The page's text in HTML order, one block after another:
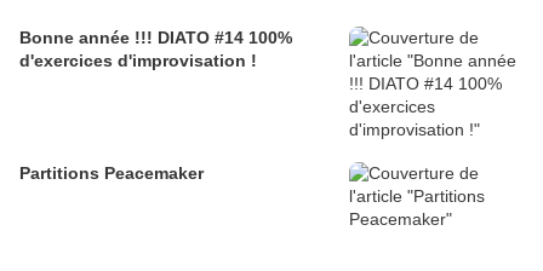
Bonne année !!! DIATO #14 100%
d'exercices d'improvisation !
Partitions Peacemaker